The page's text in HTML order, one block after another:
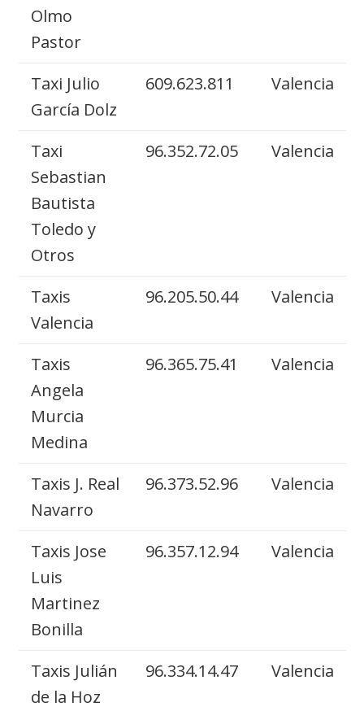
Olmo
Pastor
Taxi Julio
García Dolz
609.623.811 Valencia
Taxi
Sebastian
Bautista
Toledo y
Otros
96.352.72.05 Valencia
Taxis
Valencia
96.205.50.44 Valencia
Taxis
Angela
Murcia
Medina
96.365.75.41 Valencia
Taxis J. Real
Navarro
96.373.52.96 Valencia
Taxis Jose
Luis
Martinez
Bonilla
96.357.12.94 Valencia
Taxis Julián
de la Hoz
96.334.14.47 Valencia